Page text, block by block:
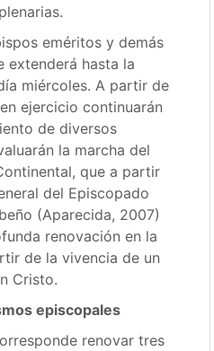
eméritos y demás
extenderá hasta la
miércoles. A partir de
ejercicio continuarán
de diversos
la marcha del
que a partir
del Episcopado
(Aparecida, 2007)
renovación en la
de la vivencia de un
Cristo.
episcopales
renovar tres